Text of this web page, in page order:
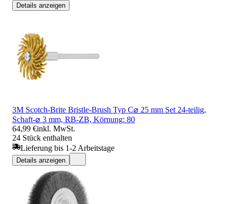
Details anzeigen
3M Scotch-Brite Bristle-Brush Typ C⌀ 25 mm Set 24-teilig,
Schaft-⌀ 3 mm, RB-ZB, Körnung: 80
64,99 €inkl. MwSt.
24 Stück enthalten
Lieferung bis 1-2 Arbeitstage
Details anzeigen